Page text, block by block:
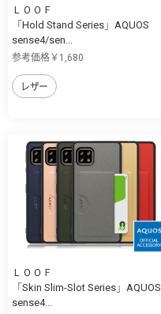
ＬＯＯＦ
「Hold Stand Series」AQUOS
sense4/sen...
参考価格￥1,680
レザー
ＬＯＯＦ
「Skin Slim-Slot Series」AQUOS
sense4...